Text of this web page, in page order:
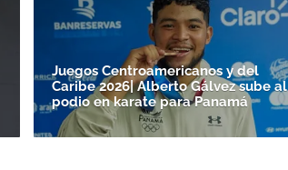
Juegos Centroamericanos y del
Caribe 2026| Alberto Gálvez sube al
podio en karate para Panamá